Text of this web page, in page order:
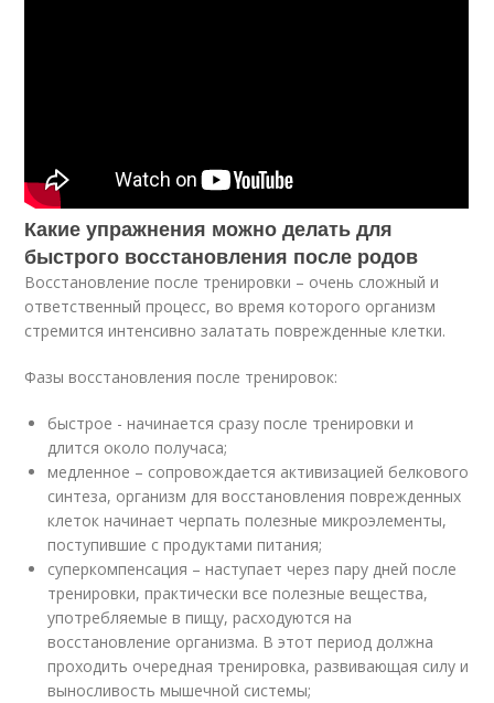
Какие упражнения можно делать для
быстрого восстановления после родов
Восстановление после тренировки – очень сложный и
ответственный процесс, во время которого организм
стремится интенсивно залатать поврежденные клетки.
Фазы восстановления после тренировок:
быстрое - начинается сразу после тренировки и
длится около получаса;
медленное – сопровождается активизацией белкового
синтеза, организм для восстановления поврежденных
клеток начинает черпать полезные микроэлементы,
поступившие с продуктами питания;
суперкомпенсация – наступает через пару дней после
тренировки, практически все полезные вещества,
употребляемые в пищу, расходуются на
восстановление организма. В этот период должна
проходить очередная тренировка, развивающая силу и
выносливость мышечной системы;